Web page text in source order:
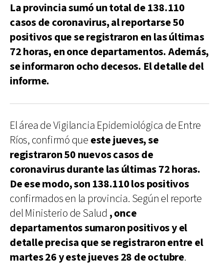
La provincia sumó un total de 138.110
casos de coronavirus, al reportarse 50
positivos que se registraron en las últimas
72 horas, en once departamentos.Además,
se informaron ocho decesos. El detalle del
informe.
El área de Vigilancia Epidemiológica de Entre
Ríos, confirmó que este jueves, se
registraron 50 nuevos casos de
coronavirus durante las últimas 72 horas.
De ese modo, son 138.110 los positivos
confirmados en la provincia. Según el reporte
del Ministerio de Salud , once
departamentos sumaron positivos y el
detalle precisa que se registraron entre el
martes 26 y este jueves 28 de octubre.